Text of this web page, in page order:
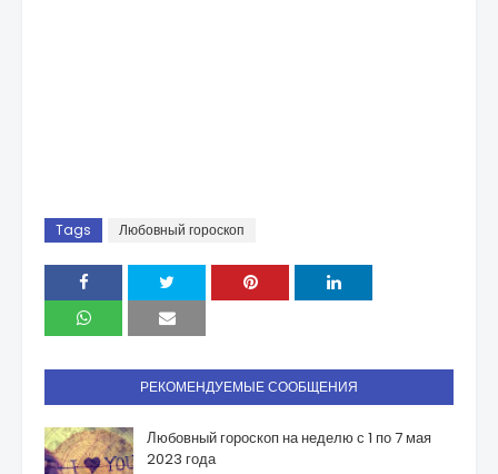
Tags Любовный гороскоп
РЕКОМЕНДУЕМЫЕ СООБЩЕНИЯ
Любовный гороскоп на неделю с 1 по 7 мая
2023 года